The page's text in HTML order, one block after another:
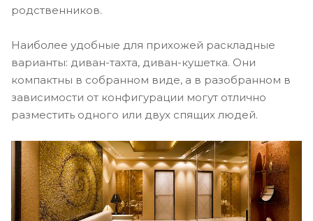
родственников.
Наиболее удобные для прихожей раскладные
варианты: диван-тахта, диван-кушетка. Они
компактны в собранном виде, а в разобранном в
зависимости от конфигурации могут отлично
разместить одного или двух спящих людей.